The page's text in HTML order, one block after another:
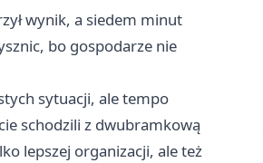
wynik, a siedem minut
bo gospodarze nie
sytuacji, ale tempo
schodzili z dwubramkową
lepszej organizacji, ale też